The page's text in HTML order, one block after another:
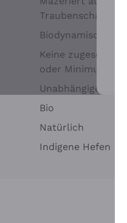
Traubenschalen
Biodynamisch
Keine zugesetzten
oder Minimum
Unabhängige
Bio
Natürlich
Indigene Hefen